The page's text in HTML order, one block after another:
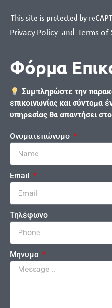
This site is protected by
Privacy Policy and Terms of
Φόρμα
Συμπληρώστε την
επικοινωνίας και σύντομα
υπηρεσίας θα απαντήσει
Ονοματεπώνυμο
Email
Τηλέφωνο
Μήνυμα